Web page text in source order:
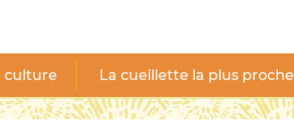
culture La cueillette la plus proche